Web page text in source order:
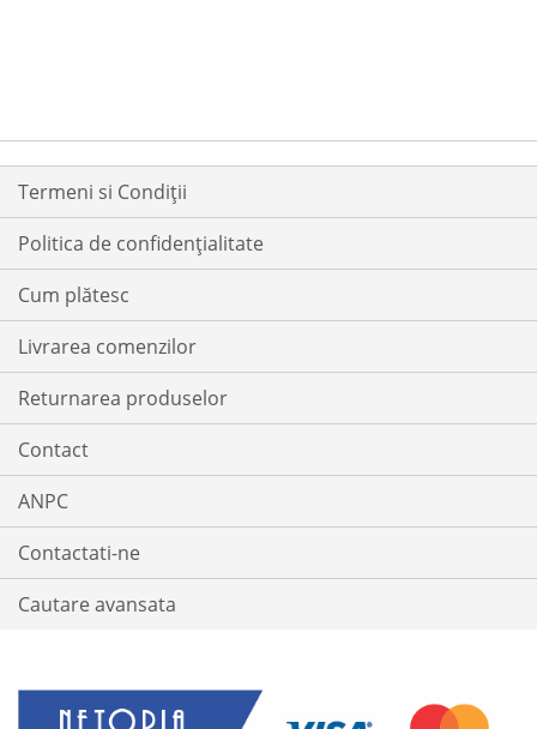
Termeni si Condiții
Politica de confidențialitate
Cum plătesc
Livrarea comenzilor
Returnarea produselor
Contact
ANPC
Contactati-ne
Cautare avansata